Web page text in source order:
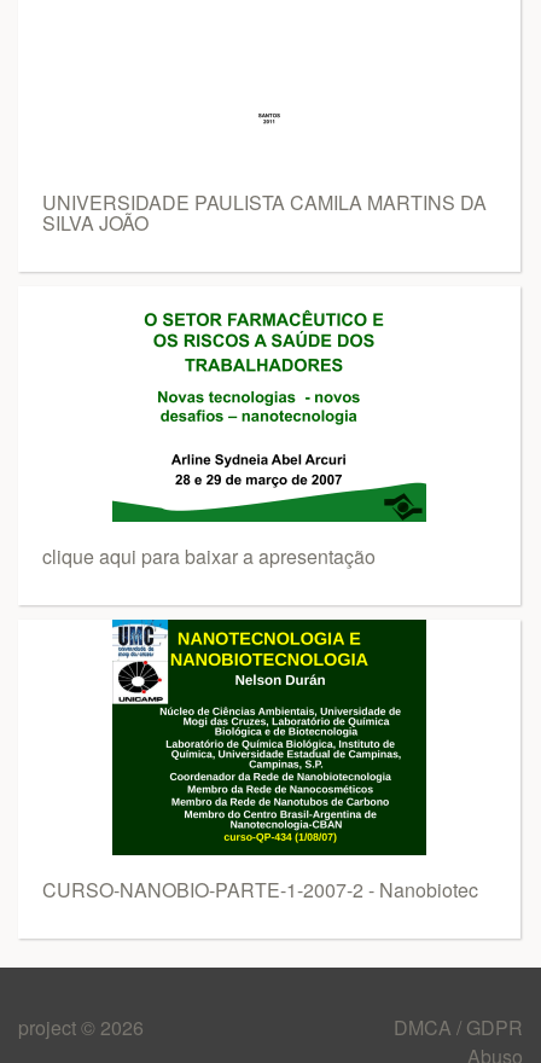
UNIVERSIDADE PAULISTA CAMILA MARTINS DA
SILVA JOÃO
clique aqui para baixar a apresentação
CURSO-NANOBIO-PARTE-1-2007-2 - Nanobiotec
project © 2026
DMCA / GDPR
Abuso